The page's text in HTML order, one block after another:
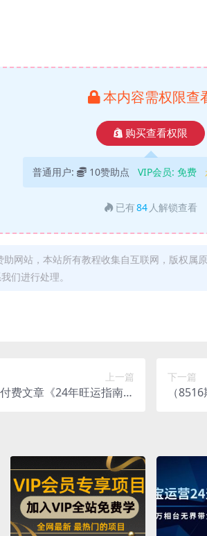
本内容需权限查
购买查看权限
普通用户: 10赞助点 VIP会员: 免费
已有84 人解锁查看
助网站，本站所有教程收集自互联网，版权属
们进行处理。
上一篇
费文章《24年旺运指南，
下一篇
（